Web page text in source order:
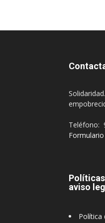
Teléfono:
aviso
Política